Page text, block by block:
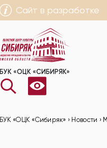
Сайт в разработке
БУК «ОЦК «СИБИРЯК»
БУК «ОЦК «Сибиряк» › Новости ›